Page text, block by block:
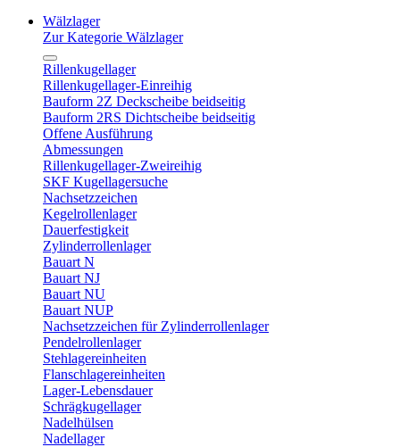
Wälzlager
Zur Kategorie Wälzlager
Rillenkugellager
Rillenkugellager-Einreihig
Bauform 2Z Deckscheibe beidseitig
Bauform 2RS Dichtscheibe beidseitig
Offene Ausführung
Abmessungen
Rillenkugellager-Zweireihig
SKF Kugellagersuche
Nachsetzzeichen
Kegelrollenlager
Dauerfestigkeit
Zylinderrollenlager
Bauart N
Bauart NJ
Bauart NU
Bauart NUP
Nachsetzzeichen für Zylinderrollenlager
Pendelrollenlager
Stehlagereinheiten
Flanschlagereinheiten
Lager-Lebensdauer
Schrägkugellager
Nadelhülsen
Nadellager